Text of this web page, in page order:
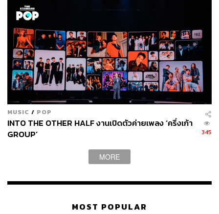
สำหรับเหล่าอาร์ทิสต์วัยมัธยมที่สนใจเข้าร่วมโปรเจกต์ The
Way Artist Intern Camp เตรียมฟอร์มวงของตนเองให้พร้อม
และสมัครร่วมโปรเจกต์ได้ตั้งแต่วันที่ 1 มีนาคม – 10
พฤษภาคม 2566 ผ่านทางเว็บไซต์https://thewayartistinternc
amp.com/
สามารถติดตามรายละเอียดและความเคลื่อนไหวของโปรเจ
กต์ The Way Artist Intern Camp ได้ที่
https://thewayartistinterncamp.com/
https://www.facebook.com/TheWayArtistInternCamp
LINE: @TheWayAIC
นิค-วิเชียร ฤกษ์ไพศาล
โอม-ปัณฑพล ประสารราชกิจ
วงดนตรี
The Way Artist Intern Camp
นักดนตรี
MUSIC / POP
INTO THE OTHER HALF งานเปิดตัวค่ายเพลง ‘ครึ่งเก้า
GROUP’
345
MORE
MOST POPULAR